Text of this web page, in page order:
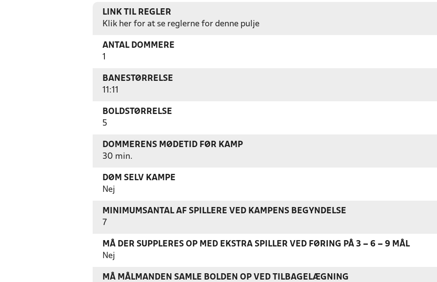
LINK TIL REGLER
Klik her for at se reglerne for denne pulje
ANTAL DOMMERE
1
BANESTØRRELSE
11:11
BOLDSTØRRELSE
5
DOMMERENS MØDETID FØR KAMP
30 min.
DØM SELV KAMPE
Nej
MINIMUMSANTAL AF SPILLERE VED KAMPENS BEGYNDELSE
7
MÅ DER SUPPLERES OP MED EKSTRA SPILLER VED FØRING PÅ 3 – 6 – 9 MÅL
Nej
MÅ MÅLMANDEN SAMLE BOLDEN OP VED TILBAGELÆGNING